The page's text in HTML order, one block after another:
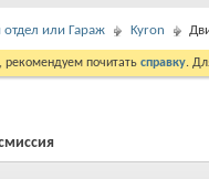
отдел или Гараж Kyron
рекомендуем почитать справку.